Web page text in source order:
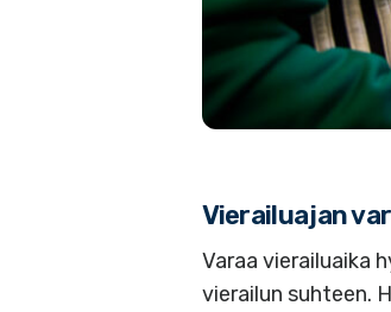
Vierailuajan
Varaa vierailuaika
vierailun suhteen.